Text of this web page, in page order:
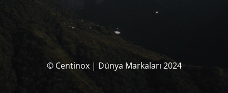
© Centinox | Dünya Markaları 2024